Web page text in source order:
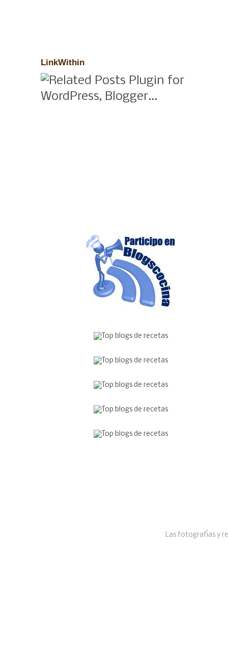
LinkWithin
Las fotografías y